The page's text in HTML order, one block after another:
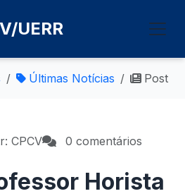
UERR
Últimas Notícias Post
CPCV 0 comentários
Horista